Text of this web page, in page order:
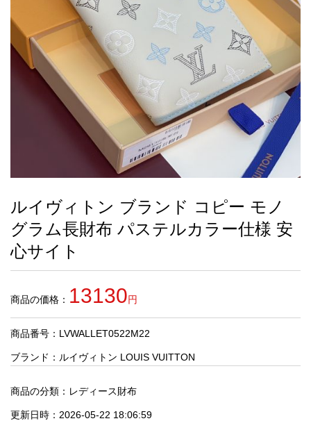
管
理
せ2026人気特集
バッグ
ズボン
衣装セット
住まい用品
アクセサリー
ベルト
スカーフ
アイフォーンケ
ース
お
す
す
め
商
人
気
商
ルイヴィトン ブランド コピー モノ
グラム長財布 パステルカラー仕様 安
心サイト
商品の価格： 13130円
商品番号：LVWALLET0522M22
ブランド： ルイヴィトン LOUIS VUITTON
商品の分類： レディース財布
更新日時：2026-05-22 18:06:59